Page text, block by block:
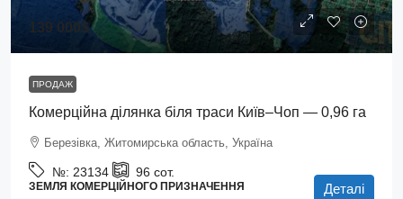
139 000$
ПРОДАЖ
Комерційна ділянка біля траси Київ–Чоп — 0,96 га
Березівка, Житомирська область, Україна
№: 23134 96 сот.
ЗЕМЛЯ КОМЕРЦІЙНОГО ПРИЗНАЧЕННЯ Деталі